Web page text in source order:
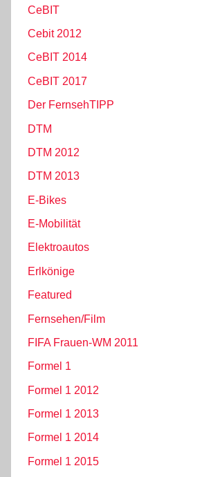
CeBIT
Cebit 2012
CeBIT 2014
CeBIT 2017
Der FernsehTIPP
DTM
DTM 2012
DTM 2013
E-Bikes
E-Mobilität
Elektroautos
Erlkönige
Featured
Fernsehen/Film
FIFA Frauen-WM 2011
Formel 1
Formel 1 2012
Formel 1 2013
Formel 1 2014
Formel 1 2015